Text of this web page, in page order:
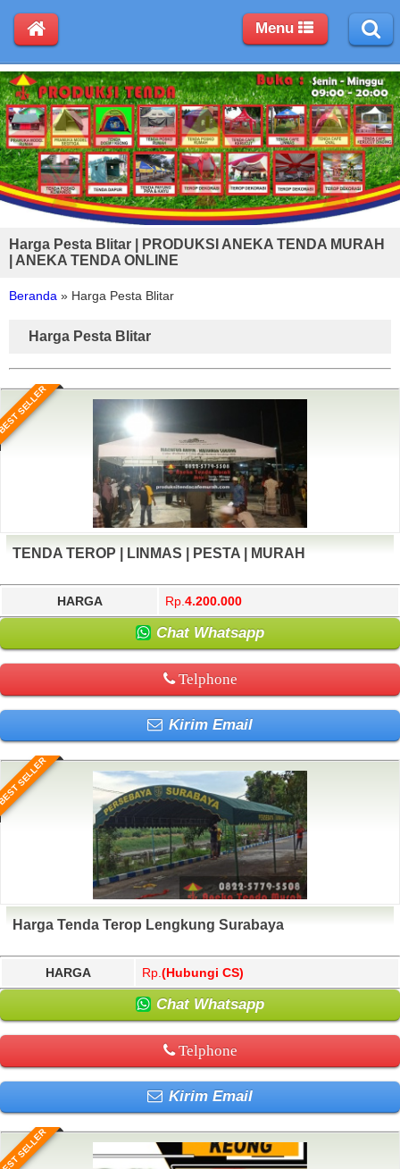
Harga Pesta Blitar | PRODUKSI ANEKA TENDA MURAH
| ANEKA TENDA ONLINE
Beranda » Harga Pesta Blitar
Harga Pesta Blitar
SELLER
TENDA TEROP | LINMAS | PESTA | MURAH
HARGA Rp. 4.200.000
Chat Whatsapp
Telphone
Kirim Email
SELLER
Harga Tenda Terop Lengkung Surabaya
HARGA Rp. (Hubungi CS)
Chat Whatsapp
Telphone
Kirim Email
SELLER
Menu